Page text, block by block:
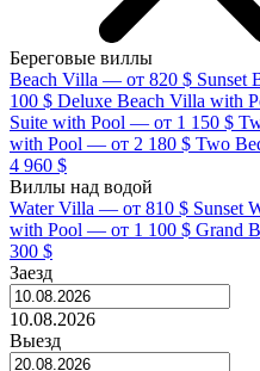
Береговые виллы
Beach Villa — от 820 $ Sunset
100 $ Deluxe Beach Villa with
Suite with Pool — от 1 150 $
with Pool — от 2 180 $ Two
4 960 $
Виллы над водой
Water Villa — от 810 $ Sunset
with Pool — от 1 100 $ Grand
300 $
Заезд
10.08.2026
Выезд